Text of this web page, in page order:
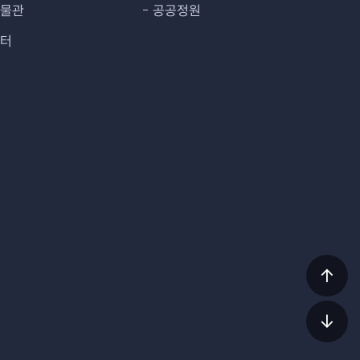
관
공공정원
상
이동
하